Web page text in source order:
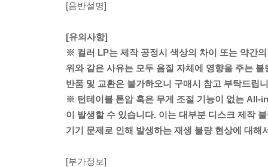
[음반설명]
[유의사항]
※ 컬러 LP는 제작 공정시 색상의 차이 또는 약간
위와 같은 사유는 모두 음질 자체에 영향을 주는 불
반품 및 교환은 불가하오니 구매시 참고 부탁드립
※ 턴테이블 톤암 혹은 무게 조절 기능이 없는 All-
이 발생할 수 있습니다. 이는 대부분 디스크 제작
기기 문제로 인해 발생하는 재생 불량 현상에 대
[부가정보]